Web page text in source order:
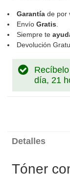
Garantía de por
Envío Gratis.
Siempre te
Devolución
día, 21
Detalles
Tóner